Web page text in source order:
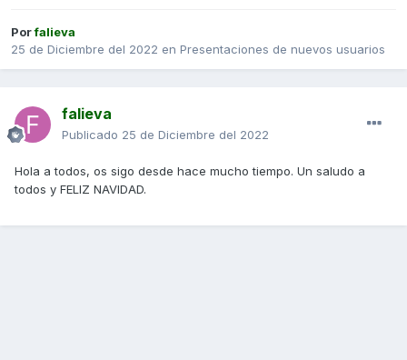
Porfalieva
25 de Diciembre del 2022 en Presentaciones de nuevos usuarios
falieva
Publicado 25 de Diciembre del 2022
Hola a todos, os sigo desde hace mucho tiempo. Un saludo a
todos y FELIZ NAVIDAD.